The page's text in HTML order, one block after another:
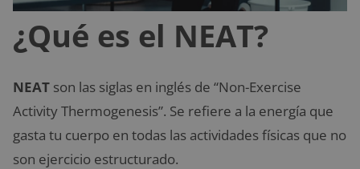
¿Qué es el NEAT?
NEAT son las siglas en inglés de “Non-Exercise
Activity Thermogenesis”. Se refiere a la energía que
gasta tu cuerpo en todas las actividades físicas que no
son ejercicio estructurado.